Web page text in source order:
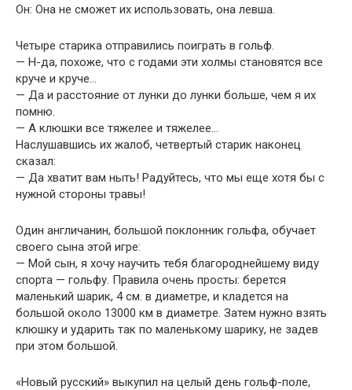
Он: Она не сможет их использовать, она левша.
Четыре старика отправились поиграть в гольф.
— Н-да, похоже, что с годами эти холмы становятся все
круче и круче…
— Да и расстояние от лунки до лунки больше, чем я их
помню.
— А клюшки все тяжелее и тяжелее…
Наслушавшись их жалоб, четвертый старик наконец
сказал:
— Да хватит вам ныть! Радуйтесь, что мы еще хотя бы с
нужной стороны травы!
Один англичанин, большой поклонник гольфа, обучает
своего сына этой игре:
— Мой сын, я хочу научить тебя благороднейшему виду
спорта — гольфу. Правила очень просты: берется
маленький шарик, 4 см. в диаметре, и кладется на
большой около 13000 км в диаметре. Затем нужно взять
клюшку и ударить так по маленькому шарику, не задев
при этом большой.
«Новый русский» выкупил на целый день гольф-поле,